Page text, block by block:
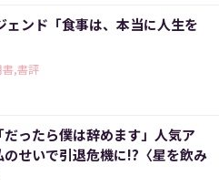
ェンド「食事は、本当に人生を
書,書評
だったら僕は辞めます」人気ア
のせいで引退危機に!?〈星を飲み